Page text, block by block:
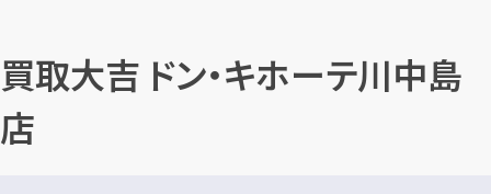
買取大吉 ドン・キホーテ川中島
店